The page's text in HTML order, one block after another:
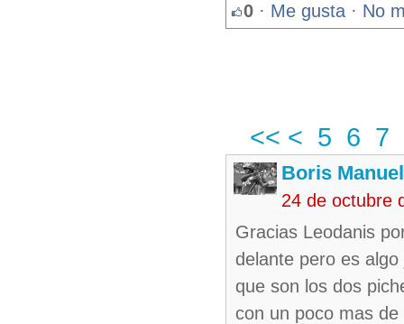
0 · Me gusta · No
<< < 5 6 7
Boris
24 de octubre
Gracias Leodanis
delante pero es
que son los dos
con un poco mas